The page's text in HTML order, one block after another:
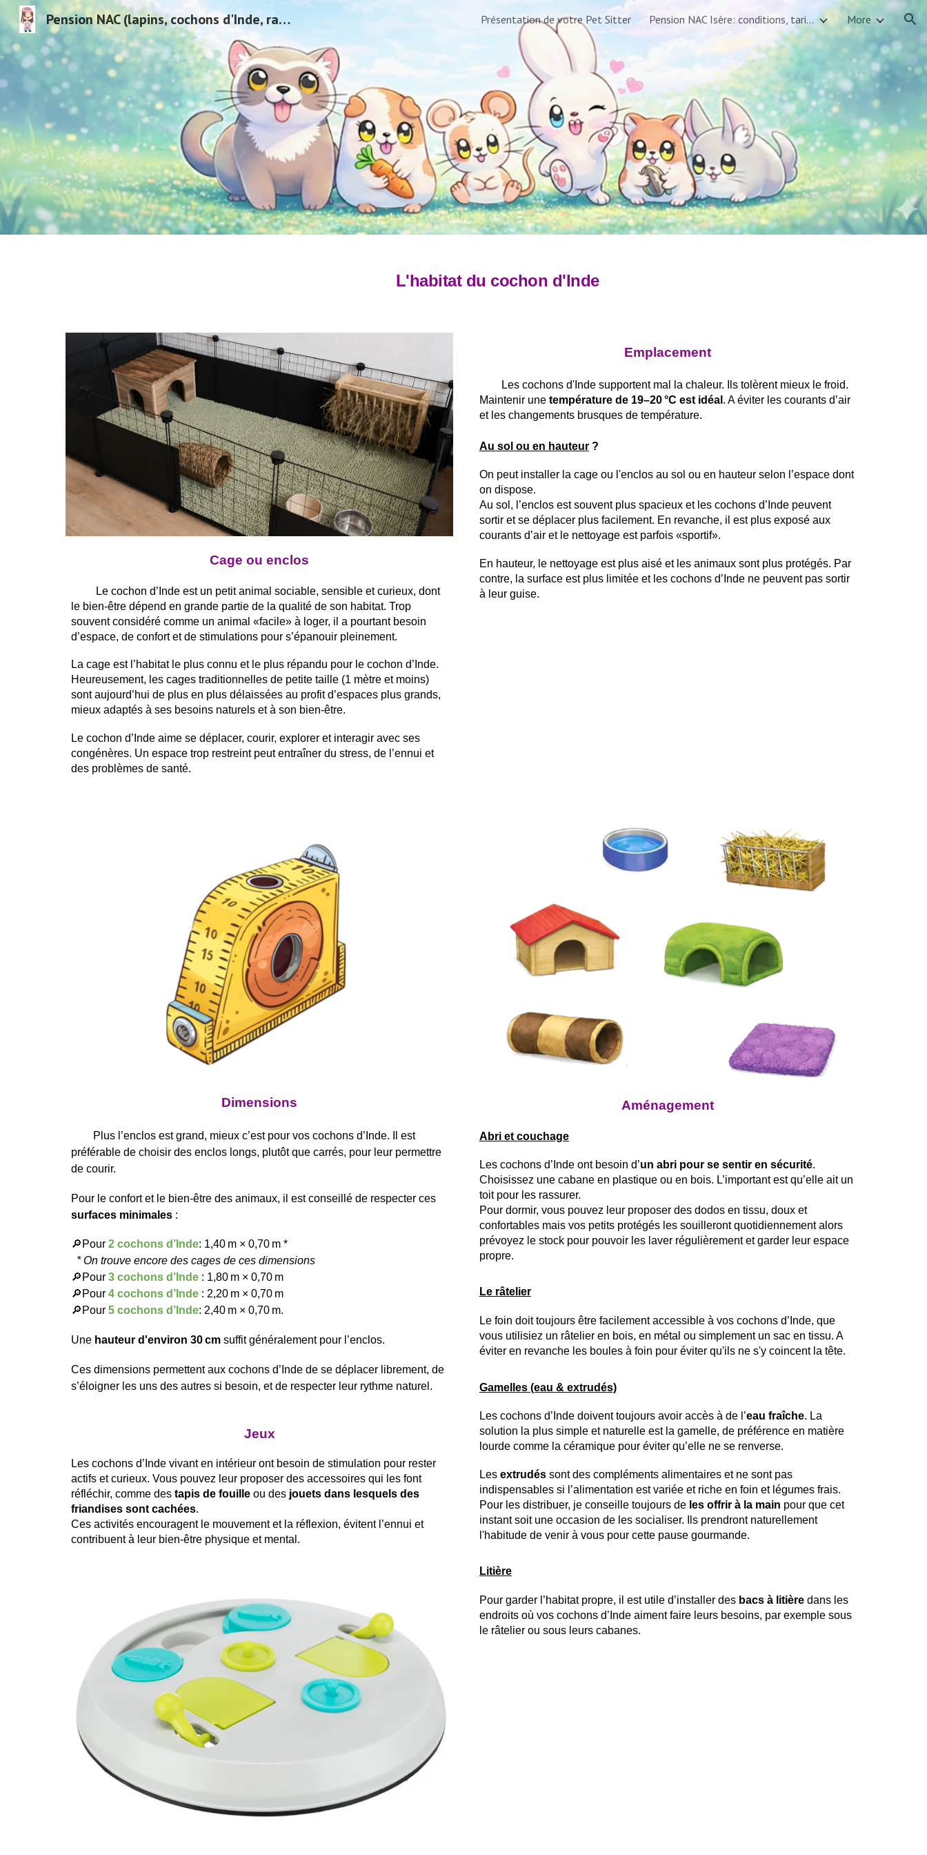
Skip to navigation
Pension NAC (lapins, cochons d'Inde, rats, furets, oiseaux...) & Visites à domicile en Isère - Les Avenières (38) - Région Rhône-Alpes Présentation de votre Pet Sitter Pension NAC Isère: conditions, tarifs, réservations More
L'habitat du cochon d'Inde
Cage ou enclos
Le cochon d’Inde est un petit animal sociable, sensible et curieux, dont
le bien-être dépend en grande partie de la qualité de son habitat. Trop
souvent considéré comme un animal «facile» à loger, il a pourtant besoin
d’espace, de confort et de stimulations pour s’épanouir pleinement.
La cage est l’habitat le plus connu et le plus répandu pour le cochon d’Inde.
Heureusement, les cages traditionnelles de petite taille (1 mètre et moins)
sont aujourd’hui de plus en plus délaissées au profit d’espaces plus grands,
mieux adaptés à ses besoins naturels et à son bien-être.
Le cochon d’Inde aime se déplacer, courir, explorer et interagir avec ses
congénères. Un espace trop restreint peut entraîner du stress, de l’ennui et
des problèmes de santé.
Emplacement
Les cochons d'Inde supportent mal la chaleur. Ils tolèrent mieux le froid.
Maintenir une température de 19–20 °C est idéal . A éviter les courants d’air
et les changements brusques de température.
Au sol ou en hauteur?
On peut installer la cage ou l'enclos au sol ou en hauteur selon l’espace dont
on dispose.
Au sol, l’enclos est souvent plus spacieux et les cochons d’Inde peuvent
sortir et se déplacer plus facilement. En revanche, il est plus exposé aux
courants d’air et le nettoyage est parfois «sportif».
En hauteur, le nettoyage est plus aisé et les animaux sont plus protégés. Par
contre, la surface est plus limitée et les cochons d’Inde ne peuvent pas sortir
à leur guise.
Dimensions
Plus l’enclos est grand, mieux c’est pour vos cochons d’Inde. Il est
préférable de choisir des enclos longs, plutôt que carrés, pour leur permettre
de courir.
Pour le confort et le bien-être des animaux, il est conseillé de respecter ces
surfaces minimales:
🔎 Pour 2 cochons d’Inde: 1,40 m × 0,70 m *
* On trouve encore des cages de ces dimensions
🔎Pour 3 cochons d’Inde: 1,80 m × 0,70 m
🔎Pour 4 cochons d’Inde: 2,20 m × 0,70 m
🔎Pour 5 cochons d’Inde: 2,40 m × 0,70 m.
Une hauteur d'environ 30 cmsuffit généralement pour l’enclos.
Ces dimensions permettent aux cochons d’Inde de se déplacer librement, de
s’éloigner les uns des autres si besoin, et de respecter leur rythme naturel.
Jeux
Les cochons d’Inde vivant en intérieur ont besoin de stimulation pour rester
actifs et curieux. Vous pouvez leur proposer des accessoires qui les font
réfléchir, comme des tapis de fouilleou des jouets dans lesquels des
friandises sont cachées.
Ces activités encouragent le mouvement et la réflexion, évitent l’ennui et
contribuent à leur bien-être physique et mental.
Aménagement
Abri et couchage
Les cochons d’Inde ont besoin d’un abri pour se sentir en sécurité.
Choisissez une cabane en plastique ou en bois. L’important est qu’elle ait un
toit pour les rassurer.
Pour dormir, vous pouvez leur proposer des dodos en tissu, doux et
confortables mais vos petits protégés les souilleront quotidiennement alors
prévoyez le stock pour pouvoir les laver régulièrement et garder leur espace
propre.
Le râtelier
Le foin doit toujours être facilement accessible à vos cochons d’Inde, que
vous utilisiez un râtelier en bois, en métal ou simplement un sac en tissu. A
éviter en revanche les boules à foin pour éviter qu'ils ne s'y coincent la tête.
Gamelles (eau & extrudés)
Les cochons d’Inde doivent toujours avoir accès à de l’eau fraîche. La
solution la plus simple et naturelle est la gamelle, de préférence en matière
lourde comme la céramique pour éviter qu’elle ne se renverse.
Les extrudéssont des compléments alimentaires et ne sont pas
indispensables si l’alimentation est variée et riche en foin et légumes frais.
Pour les distribuer, je conseille toujours de les offrir à la main pour que cet
instant soit une occasion de les socialiser. Ils prendront naturellement
l'habitude de venir à vous pour cette pause gourmande.
Litière
Pour garder l’habitat propre, il est utile d’installer des bacs à litière dans les
endroits où vos cochons d’Inde aiment faire leurs besoins, par exemple sous
le râtelier ou sous leurs cabanes.